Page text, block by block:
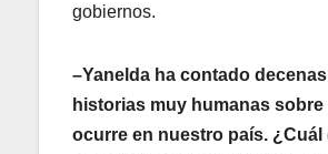
gobiernos.
–Yanelda ha contado
historias muy humanas sobre
ocurre en nuestro país. ¿Cuál